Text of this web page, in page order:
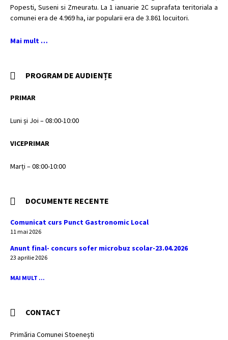
Popesti, Suseni si Zmeuratu. La 1 ianuarie 2C suprafata teritoriala a
comunei era de 4.969 ha, iar popularii era de 3.861 locuitori.
Mai mult …
PROGRAM DE AUDIENȚE
PRIMAR
Luni și Joi – 08:00-10:00
VICEPRIMAR
Marți – 08:00-10:00
DOCUMENTE RECENTE
Comunicat curs Punct Gastronomic Local
11 mai 2026
Anunt final- concurs sofer microbuz scolar-23.04.2026
23 aprilie 2026
MAI MULT ...
CONTACT
Primăria Comunei Stoenești